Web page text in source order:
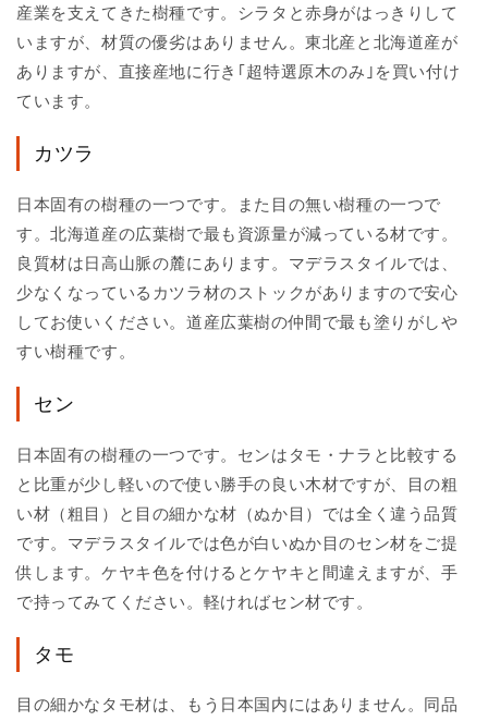
産業を支えてきた樹種です。シラタと赤身がはっきりして
いますが、材質の優劣はありません。東北産と北海道産が
ありますが、直接産地に行き｢超特選原木のみ｣を買い付け
ています。
カツラ
日本固有の樹種の一つです。また目の無い樹種の一つで
す。北海道産の広葉樹で最も資源量が減っている材です。
良質材は日高山脈の麓にあります。マデラスタイルでは、
少なくなっているカツラ材のストックがありますので安心
してお使いください。道産広葉樹の仲間で最も塗りがしや
すい樹種です。
セン
日本固有の樹種の一つです。センはタモ・ナラと比較する
と比重が少し軽いので使い勝手の良い木材ですが、目の粗
い材（粗目）と目の細かな材（ぬか目）では全く違う品質
です。マデラスタイルでは色が白いぬか目のセン材をご提
供します。ケヤキ色を付けるとケヤキと間違えますが、手
で持ってみてください。軽ければセン材です。
タモ
目の細かなタモ材は、もう日本国内にはありません。同品